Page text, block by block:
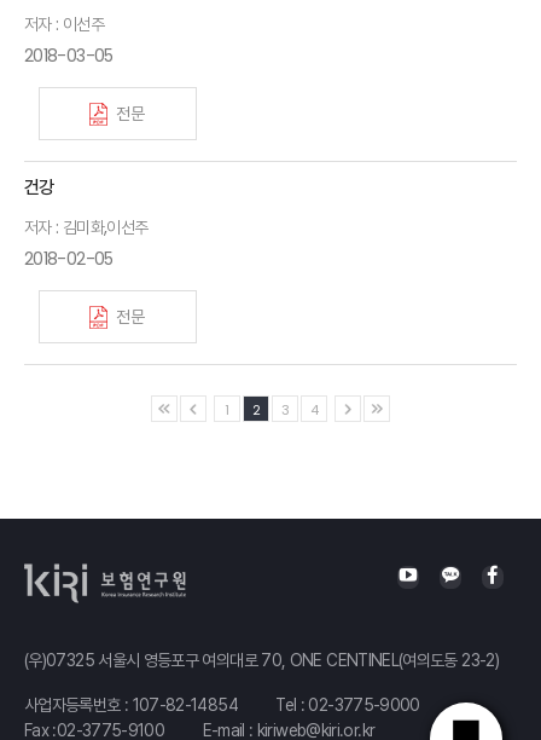
저자 : 이선주
2018-03-05
전문
건강
저자 : 김미화,이선주
2018-02-05
전문
1 2 3 4
(우)07325 서울시 영등포구 여의대로 70, ONE CENTINEL(여의도동 23-2)
사업자등록번호 : 107-82-14854 Tel : 02-3775-9000
Fax :02-3775-9100
E-mail : kiriweb@kiri.or.kr